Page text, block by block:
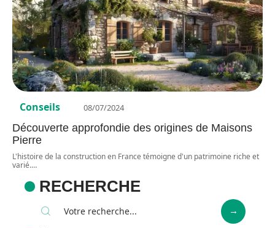
Conseils 08/07/2024
Découverte approfondie des origines de Maisons
Pierre
L'histoire de la construction en France témoigne d'un patrimoine riche et
varié.…
RECHERCHE